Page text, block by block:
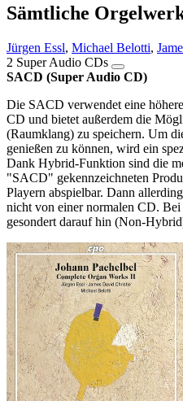
Sämtliche
Jürgen Essl, Michael Belotti,
2 Super Audio CDs
SACD (Super Audio CD)
Die SACD verwendet eine
CD und bietet außerdem die
(Raumklang) zu speichern. Um
genießen zu können, wird ein
Dank Hybrid-Funktion sind die
"SACD" gekennzeichneten
Playern abspielbar. Dann
nicht von einer normalen CD.
gesondert darauf hin (Non-